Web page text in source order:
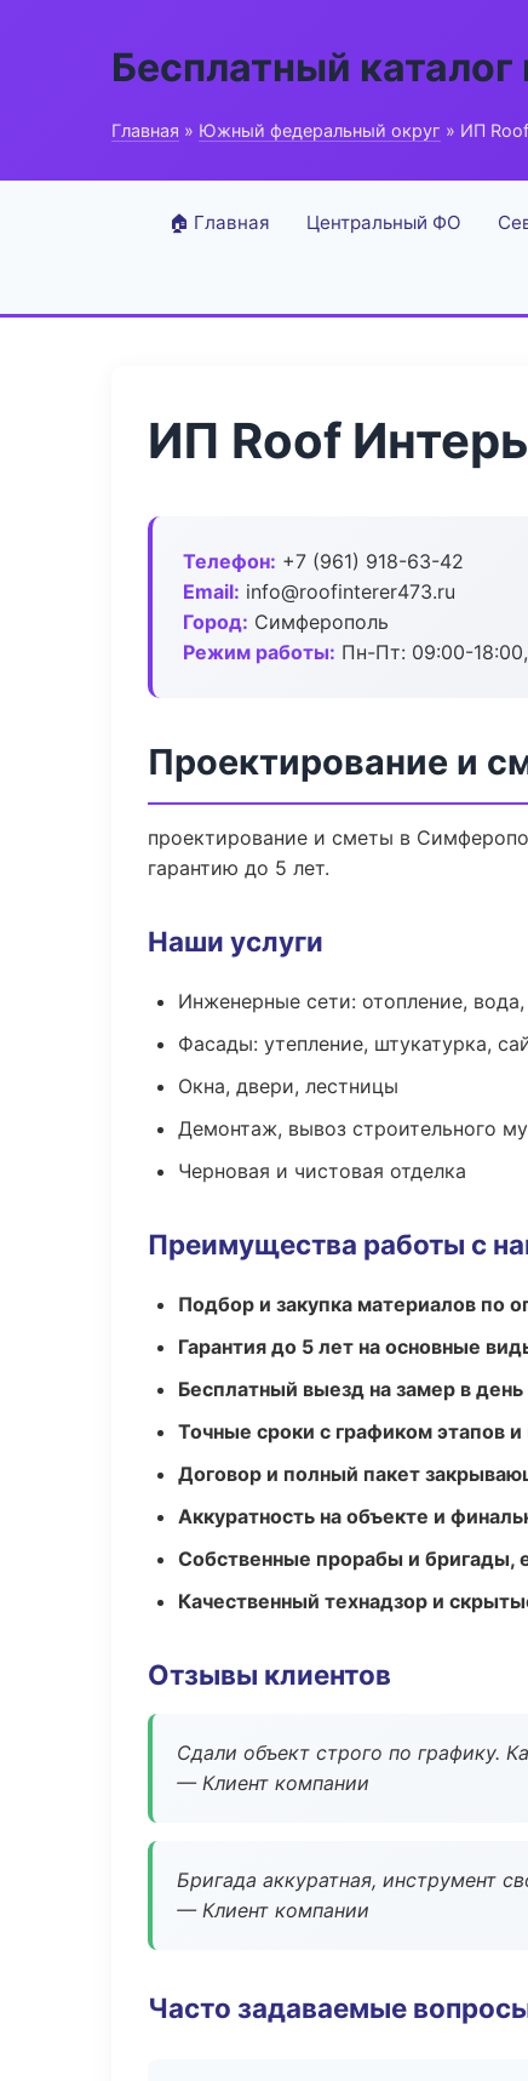
Бесплатный
Главная » Южный федеральный округ » ИП
🏠 Главная Центральный ФО
ИП Roof
Телефон: +7 (961) 918-63-42
Email: info@roofinterer473.ru
Город: Симферополь
Режим работы: Пн-Пт: 09:00-
Проектирование и
проектирование и сметы в
гарантию до 5 лет.
Наши услуги
Инженерные сети: отопление,
Фасады: утепление, штукатурка,
Окна, двери, лестницы
Демонтаж, вывоз строительного
Черновая и чистовая отделка
Преимущества работы с
Подбор и закупка материалов по
Гарантия до 5 лет на основные
Бесплатный выезд на замер в
Точные сроки с графиком этапов
Договор и полный пакет
Аккуратность на объекте и
Собственные прорабы и бригады,
Качественный технадзор и
Отзывы клиентов
Сдали объект строго по графику.
— Клиент компании
Бригада аккуратная, инструмент
— Клиент компании
Часто задаваемые